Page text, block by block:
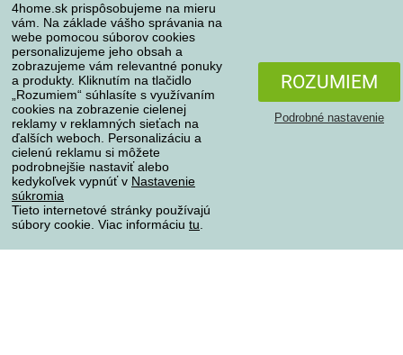
4home.sk prispôsobujeme na mieru
vám. Na základe vášho správania na
webe pomocou súborov cookies
personalizujeme jeho obsah a
zobrazujeme vám relevantné ponuky
a produkty. Kliknutím na tlačidlo
„Rozumiem“ súhlasíte s využívaním
cookies na zobrazenie cielenej
reklamy v reklamných sieťach na
ďalších weboch. Personalizáciu a
cielenú reklamu si môžete
podrobnejšie nastaviť alebo
kedykoľvek vypnúť v Nastavenie
súkromia
Tieto internetové stránky používajú
súbory cookie. Viac informáciu tu
ROZUMIEM
Podrobné nastavenie
Spôsoby platby
Spoľahlivý obchod